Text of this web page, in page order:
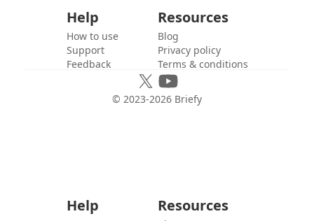
Help
How to use
Support
Feedback
Resources
Blog
Privacy policy
Terms & conditions
© 2023-2026 Briefy
Help Resources